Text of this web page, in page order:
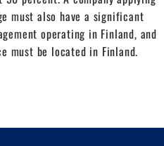
must also have a significant
operating in Finland, and
must be located in Finland.